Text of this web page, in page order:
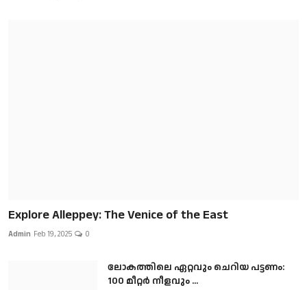
Explore Alleppey: The Venice of the East
Admin Feb 19, 2025 0
ലോകത്തിലെ ഏറ്റവും ചെറിയ പട്ടണം:
100 മീറ്റർ നീളവും ...